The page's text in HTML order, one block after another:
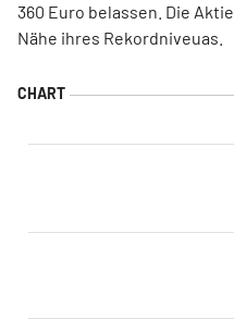
360 Euro belassen. Die
Nähe ihres Rekordniveuas.